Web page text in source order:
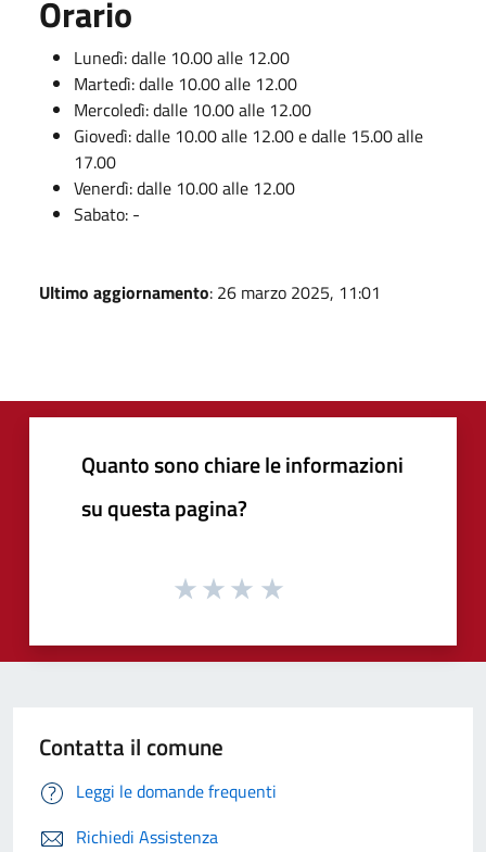
Orario
Lunedì: dalle 10.00 alle 12.00
Martedì: dalle 10.00 alle 12.00
Mercoledì: dalle 10.00 alle 12.00
Giovedì: dalle 10.00 alle 12.00 e dalle 15.00 alle
17.00
Venerdì: dalle 10.00 alle 12.00
Sabato: -
Ultimo aggiornamento: 26 marzo 2025, 11:01
Quanto sono chiare le informazioni
su questa pagina?
Contatta il comune
Leggi le domande frequenti
Richiedi Assistenza